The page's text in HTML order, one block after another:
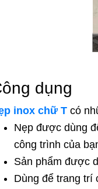
dụng
inox chữ T có
Nẹp được dùng
công trình của
Sản phẩm được
Dùng để trang trí